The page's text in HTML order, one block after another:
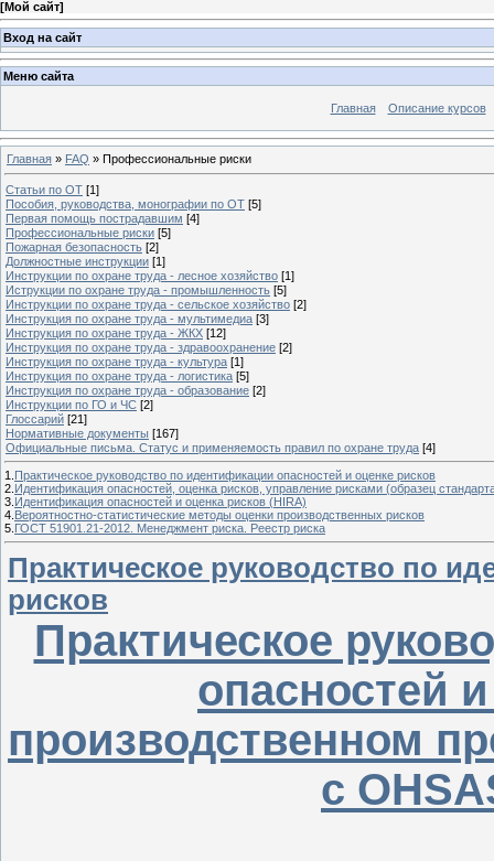
[Мой сайт]
Вход на сайт
Меню сайта
Главная Описание курсов
Главная » FAQ » Профессиональные риски
Статьи по ОТ [1]
Пособия, руководства, монографии по ОТ [5]
Первая помощь пострадавшим [4]
Профессиональные риски [5]
Пожарная безопасность [2]
Должностные инструкции [1]
Инструкции по охране труда - лесное хозяйство [1]
Иструкции по охране труда - промышленность [5]
Инструкции по охране труда - сельское хозяйство [2]
Инструкция по охране труда - мультимедиа [3]
Инструкция по охране труда - ЖКХ [12]
Инструкция по охране труда - здравоохранение [2]
Инструкция по охране труда - культура [1]
Инструкция по охране труда - логистика [5]
Инструкция по охране труда - образование [2]
Инструкции по ГО и ЧС [2]
Глоссарий [21]
Нормативные документы [167]
Официальные письма. Статус и применяемость правил по охране труда [4]
1.
Практическое руководство по идентификации опасностей и оценке рисков
2. Идентификация опасностей, оценка рисков, управление рисками (образец
3. Идентификация опасностей и оценка рисков (HIRA)
4. Вероятностно-статистические методы оценки производственных рисков
5. ГОСТ 51901.21-2012. Менеджмент риска. Реестр риска
Практическое руководство по
рисков
Практическое
опасностей
производственном
с